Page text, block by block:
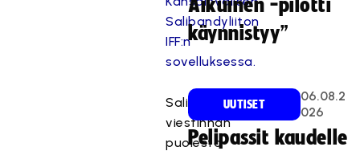
Salibandyliiton
IFF:n
sovelluksessa.
Salibandyliiton
viestinnän
puolesta
Aikuinen -pilotti
käynnistyy”
UUTISET
06.08.2
026
Pelipassit kaudelle